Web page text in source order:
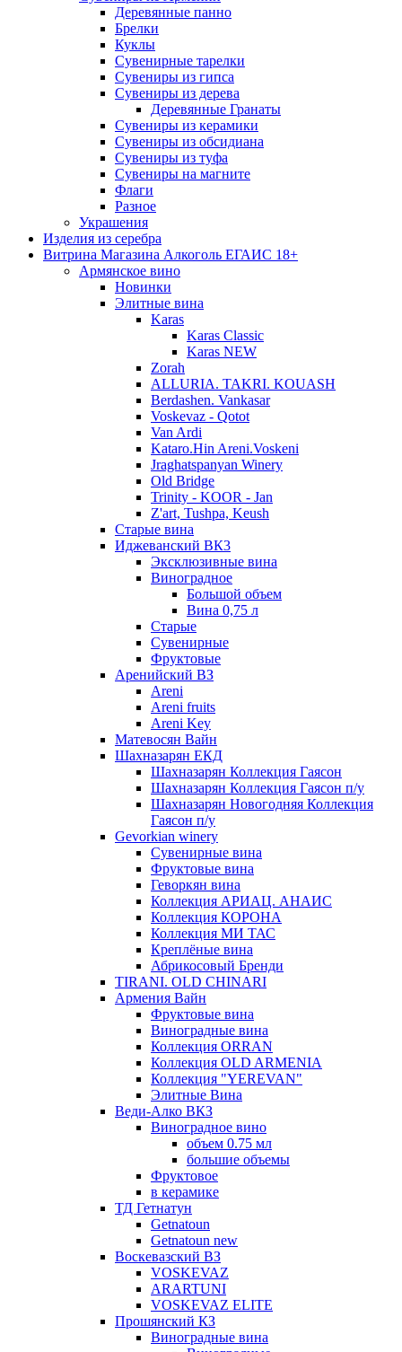
Деревянные панно
Брелки
Куклы
Сувенирные тарелки
Сувениры из гипса
Сувениры из дерева
Деревянные Гранаты
Сувениры из керамики
Сувениры из обсидиана
Сувениры из туфа
Сувениры на магните
Флаги
Разное
Украшения
Изделия из серебра
Витрина Магазина Алкоголь ЕГАИС 18+
Армянское вино
Новинки
Элитные вина
Karas
Karas Classic
Karas NEW
Zorah
ALLURIA. TAKRI. KOUASH
Berdashen. Vankasar
Voskevaz - Qotot
Van Ardi
Kataro.Hin Areni.Voskeni
Jraghatspanyan Winery
Old Bridge
Trinity - KOOR - Jan
Z'art, Tushpa, Keush
Старые вина
Иджеванский ВК3
Эксклюзивные вина
Виноградное
Большой объем
Вина 0,75 л
Старые
Сувенирные
Фруктовые
Аренийский ВЗ
Areni
Areni fruits
Areni Key
Матевосян Вайн
Шахназарян ЕКД
Шахназарян Коллекция Гаясон
Шахназарян Коллекция Гаясон п/у
Шахназарян Новогодняя Коллекция
Гаясон п/у
Gevorkian winery
Сувенирные вина
Фруктовые вина
Геворкян вина
Коллекция АРИАЦ. АНАИС
Коллекция КОРОНА
Коллекция МИ ТАС
Креплёные вина
Абрикосовый Бренди
TIRANI. OLD CHINARI
Армения Вайн
Фруктовые вина
Виноградные вина
Коллекция ORRAN
Коллекция OLD ARMENIA
Коллекция "YEREVAN"
Элитные Вина
Веди-Алко ВКЗ
Виноградное вино
объем 0.75 мл
большие объемы
Фруктовое
в керамике
ТД Гетнатун
Getnatoun
Getnatoun new
Воскевазский ВЗ
VOSKEVAZ
ARARTUNI
VOSKEVAZ ELITE
Прошянский КЗ
Виноградные вина